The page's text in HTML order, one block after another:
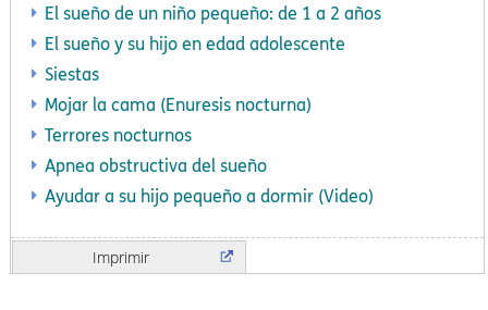
El sueño de un niño pequeño: de 1 a 2 años
El sueño y su hijo en edad adolescente
Siestas
Mojar la cama (Enuresis nocturna)
Terrores nocturnos
Apnea obstructiva del sueño
Ayudar a su hijo pequeño a dormir (Video)
Imprimir